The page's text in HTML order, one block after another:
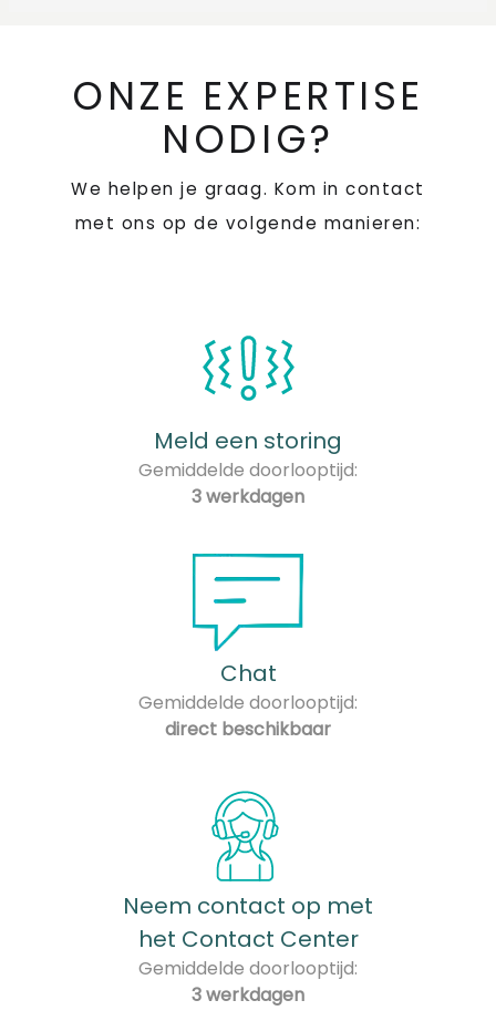
ONZE EXPERTISE
NODIG?
We helpen je graag. Kom in contact
met ons op de volgende manieren:
Meld een storing
Gemiddelde doorlooptijd:
3 werkdagen
Chat
Gemiddelde doorlooptijd:
direct beschikbaar
Neem contact op met
het Contact Center
Gemiddelde doorlooptijd:
3 werkdagen